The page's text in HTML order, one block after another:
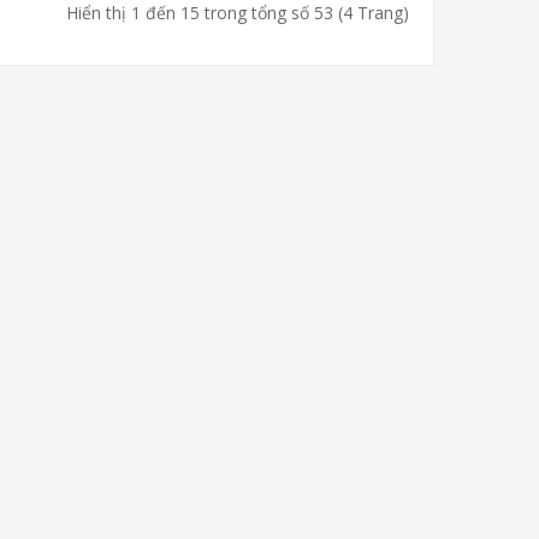
Hiển thị 1 đến 15 trong tổng số 53 (4 Trang)